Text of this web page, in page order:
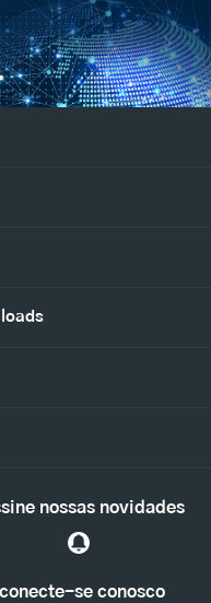
conecte-se conosco
nossas novidades